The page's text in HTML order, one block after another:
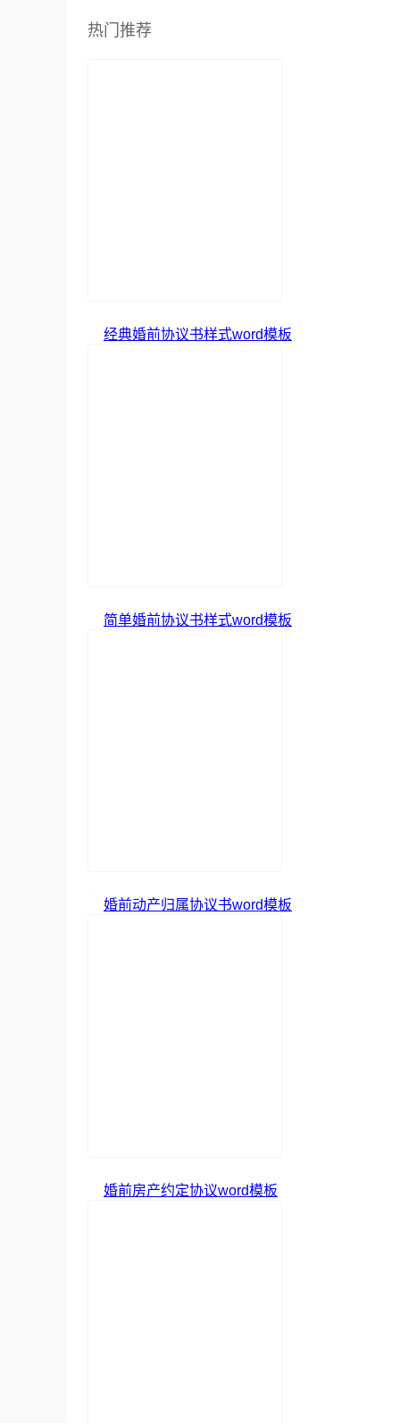
热门推荐
经典婚前协议书样式word模板
简单婚前协议书样式word模板
婚前动产归属协议书word模板
婚前房产约定协议word模板